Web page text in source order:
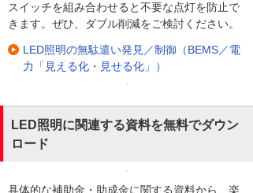
スイッチを組み合わせると不要な点灯を防止で
きます。ぜひ、ダブル削減をご検討ください。
LED照明の無駄遣い発見／制御（BEMS／電
力「見える化・見せる化」）
LED照明に関連する資料を無料でダウン
ロード
具体的な補助金・助成金に関する資料から、楽